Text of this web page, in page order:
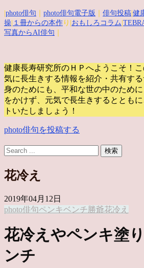
photo俳句 photo俳句電子版 俳句投稿 健
操 １冊からの本作 り| おもしろコラム
写真からAI俳句
健康長寿研究所のＨＰへようこそ！
気に長生きする情報を紹介・共有する
身のためにも、平和な世の中のため
をかけず、元気で長生きするととも
トいたしましょう！
photo俳句を投稿する
花冷え
2019年04月12日
photo俳句ペンキベンチ 勝爺花冷え
花冷えやペンキ塗
ンチ